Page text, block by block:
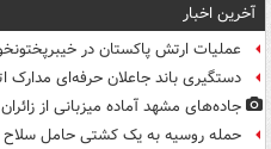
آخرین اخبار
عملیات ارتش پاکستان در خیبرپختونخوا؛ ۸ نفر کشته
دستگیری باند جاعلان حرفه‌ای مدارک
جاده‌های مشهد آماده میزبانی از
حمله روسیه به یک کشتی حامل سلاح